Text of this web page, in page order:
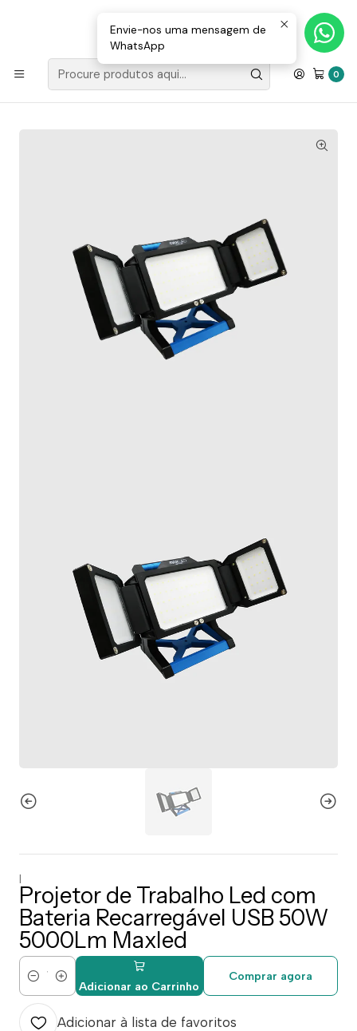
0
Loja Valongo: 220 150 143 (chamada para a rede fixa nacional) «»
E-mail: geral@movenergy.pt
Início
Projetor de Trabalho Led com Bateria Recarregável USB
50W 5000Lm Maxled
|
Projetor de Trabalho Led com
Bateria Recarregável USB 50W
5000Lm Maxled
QuantidadeAdicionar ao Carrinho
Comprar agora
Adicionar à lista de favoritos
Envie-nos uma mensagem de
WhatsApp